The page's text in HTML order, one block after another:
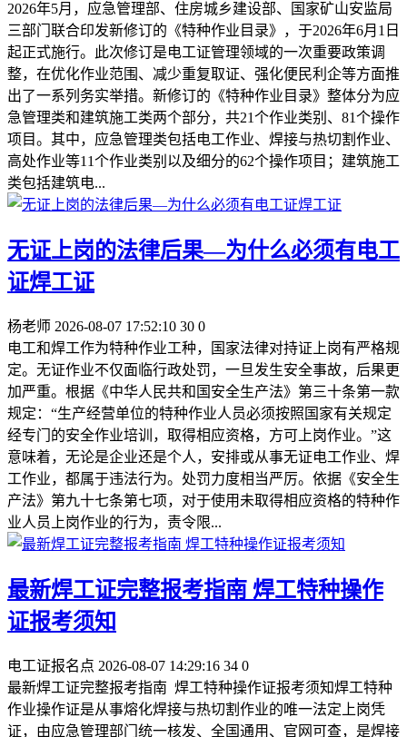
2026年5月，应急管理部、住房城乡建设部、国家矿山安监局
三部门联合印发新修订的《特种作业目录》，于2026年6月1日
起正式施行。此次修订是电工证管理领域的一次重要政策调
整，在优化作业范围、减少重复取证、强化便民利企等方面推
出了一系列务实举措。新修订的《特种作业目录》整体分为应
急管理类和建筑施工类两个部分，共21个作业类别、81个操作
项目。其中，应急管理类包括电工作业、焊接与热切割作业、
高处作业等11个作业类别以及细分的62个操作项目；建筑施工
类包括建筑电...
无证上岗的法律后果—为什么必须有电工
证焊工证
杨老师 2026-08-07 17:52:10 30 0
电工和焊工作为特种作业工种，国家法律对持证上岗有严格规
定。无证作业不仅面临行政处罚，一旦发生安全事故，后果更
加严重。根据《中华人民共和国安全生产法》第三十条第一款
规定：“生产经营单位的特种作业人员必须按照国家有关规定
经专门的安全作业培训，取得相应资格，方可上岗作业。”这
意味着，无论是企业还是个人，安排或从事无证电工作业、焊
工作业，都属于违法行为。处罚力度相当严厉。依据《安全生
产法》第九十七条第七项，对于使用未取得相应资格的特种作
业人员上岗作业的行为，责令限...
最新焊工证完整报考指南 焊工特种操作
证报考须知
电工证报名点 2026-08-07 14:29:16 34 0
最新焊工证完整报考指南 焊工特种操作证报考须知焊工特种
作业操作证是从事熔化焊接与热切割作业的唯一法定上岗凭
证，由应急管理部门统一核发、全国通用、官网可查，是焊接